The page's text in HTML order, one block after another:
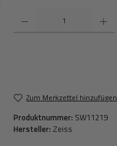
Zum Merkzettel hinzufügen
Produktnummer: SW11219
Hersteller: Zeiss